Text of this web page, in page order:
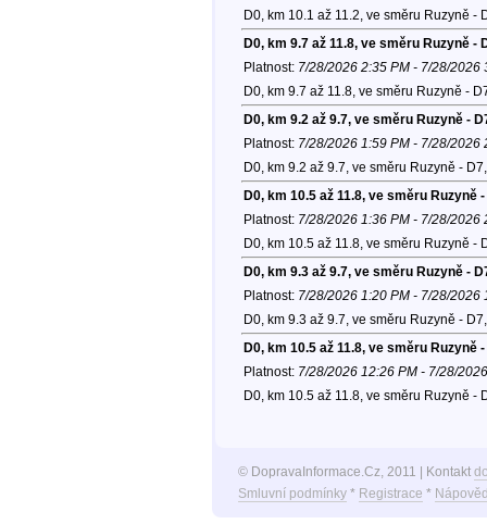
D0, km 10.1 až 11.2, ve směru Ruzyně -
D0, km 9.7 až 11.8, ve směru Ruzyně -
Platnost: 7/28/2026 2:35 PM - 7/28/2026
D0, km 9.7 až 11.8, ve směru Ruzyně -
D0, km 9.2 až 9.7, ve směru Ruzyně -
Platnost: 7/28/2026 1:59 PM - 7/28/2026
D0, km 9.2 až 9.7, ve směru Ruzyně -
D0, km 10.5 až 11.8, ve směru Ruzyně -
Platnost: 7/28/2026 1:36 PM - 7/28/2026
D0, km 10.5 až 11.8, ve směru Ruzyně -
D0, km 9.3 až 9.7, ve směru Ruzyně -
Platnost: 7/28/2026 1:20 PM - 7/28/2026
D0, km 9.3 až 9.7, ve směru Ruzyně -
D0, km 10.5 až 11.8, ve směru Ruzyně -
Platnost: 7/28/2026 12:26 PM - 7/28/
D0, km 10.5 až 11.8, ve směru Ruzyně -
© DopravaInformace.Cz, 2011 | Kontakt
Smluvní podmínky* Registrace *